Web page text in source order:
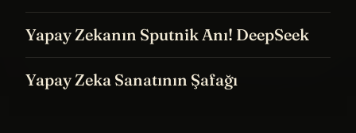
Yapay Zekanın Sputnik Anı! DeepSeek
Yapay Zeka Sanatının Şafağı